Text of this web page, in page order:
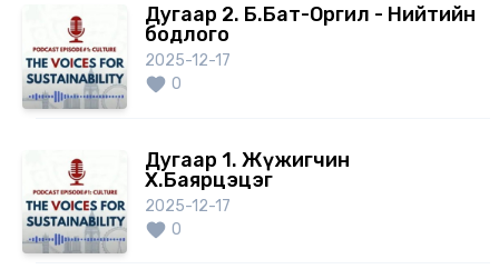
Дугаар 2. Б.Бат-Оргил - Нийтийн
бодлого
2025-12-17
0
Дугаар 1. Жүжигчин
Х.Баярцэцэг
2025-12-17
0